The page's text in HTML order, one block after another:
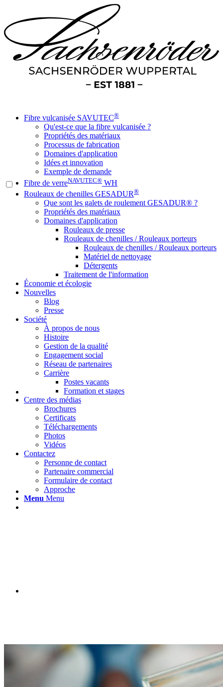
Fibre vulcanisée SAVUTEC®
Qu'est-ce que la fibre vulcanisée ?
Propriétés des matériaux
Processus de fabrication
Domaines d'application
Idées et innovation
Exemple de demande
Fibre de verreNAVUTEC® WH
Rouleaux de chenilles GESADUR®
Que sont les galets de roulement GESADUR® ?
Propriétés des matériaux
Domaines d'application
Rouleaux de presse
Rouleaux de chenilles / Rouleaux porteurs
Rouleaux de chenilles / Rouleaux porteurs
Matériel de nettoyage
Détergents
Traitement de l'information
Économie et écologie
Nouvelles
Blog
Presse
Société
À propos de nous
Histoire
Gestion de la qualité
Engagement social
Réseau de partenaires
Carrière
Postes vacants
Formation et stages
Centre des médias
Brochures
Certificats
Téléchargements
Photos
Vidéos
Contactez
Personne de contact
Partenaire commercial
Formulaire de contact
Approche
Menu Menu